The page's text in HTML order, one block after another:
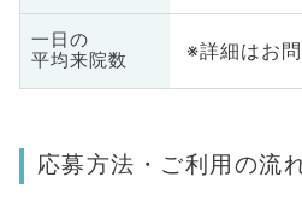
一日の
平均来院数
※詳細はお
応募方法・ご利用の流